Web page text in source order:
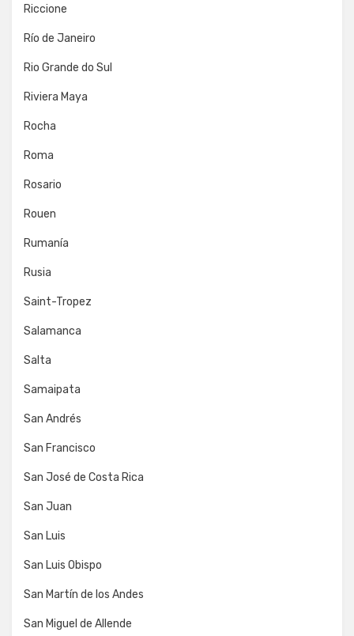
Riccione
Río de Janeiro
Rio Grande do Sul
Riviera Maya
Rocha
Roma
Rosario
Rouen
Rumanía
Rusia
Saint-Tropez
Salamanca
Salta
Samaipata
San Andrés
San Francisco
San José de Costa Rica
San Juan
San Luis
San Luis Obispo
San Martín de los Andes
San Miguel de Allende